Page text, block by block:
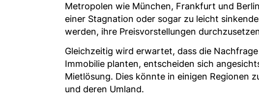
Metropolen wie München, Frankfurt und
einer Stagnation oder sogar zu leicht
werden, ihre Preisvorstellungen
Gleichzeitig wird erwartet, dass die
Immobilie planten, entscheiden sich
Mietlösung. Dies könnte in einigen Regionen
und deren Umland.